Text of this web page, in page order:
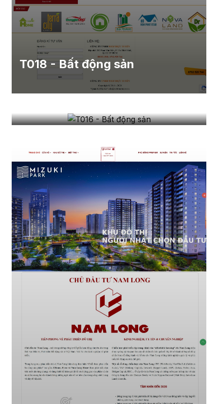
T018 - Bất động sản
T016 - Bất động sản